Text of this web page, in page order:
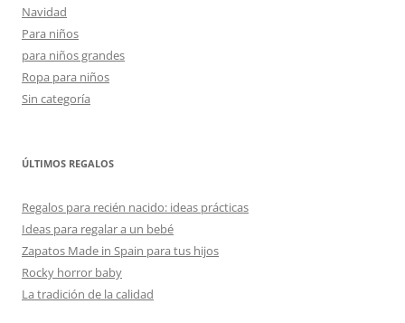
Navidad
Para niños
para niños grandes
Ropa para niños
Sin categoría
ÚLTIMOS REGALOS
Regalos para recién nacido: ideas prácticas
Ideas para regalar a un bebé
Zapatos Made in Spain para tus hijos
Rocky horror baby
La tradición de la calidad